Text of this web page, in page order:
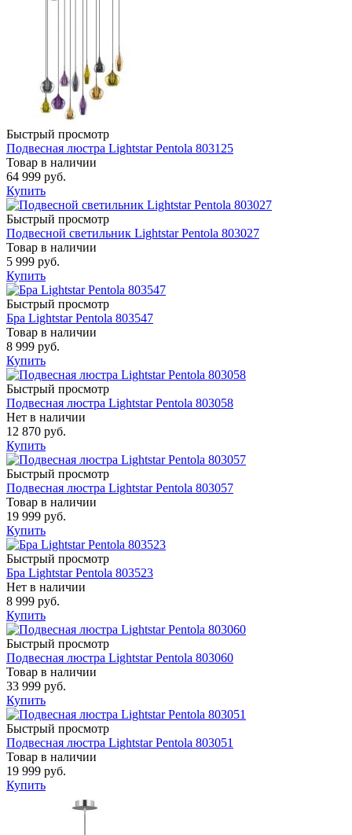
Быстрый просмотр
Подвесная люстра Lightstar Pentola 803125
Товар в наличии
64 999 руб.
Купить
Быстрый просмотр
Подвесной светильник Lightstar Pentola 803027
Товар в наличии
5 999 руб.
Купить
Быстрый просмотр
Бра Lightstar Pentola 803547
Товар в наличии
8 999 руб.
Купить
Быстрый просмотр
Подвесная люстра Lightstar Pentola 803058
Нет в наличии
12 870 руб.
Купить
Быстрый просмотр
Подвесная люстра Lightstar Pentola 803057
Товар в наличии
19 999 руб.
Купить
Быстрый просмотр
Бра Lightstar Pentola 803523
Нет в наличии
8 999 руб.
Купить
Быстрый просмотр
Подвесная люстра Lightstar Pentola 803060
Товар в наличии
33 999 руб.
Купить
Быстрый просмотр
Подвесная люстра Lightstar Pentola 803051
Товар в наличии
19 999 руб.
Купить